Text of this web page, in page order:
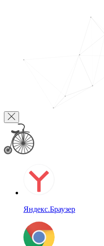
Яндекс.Браузер